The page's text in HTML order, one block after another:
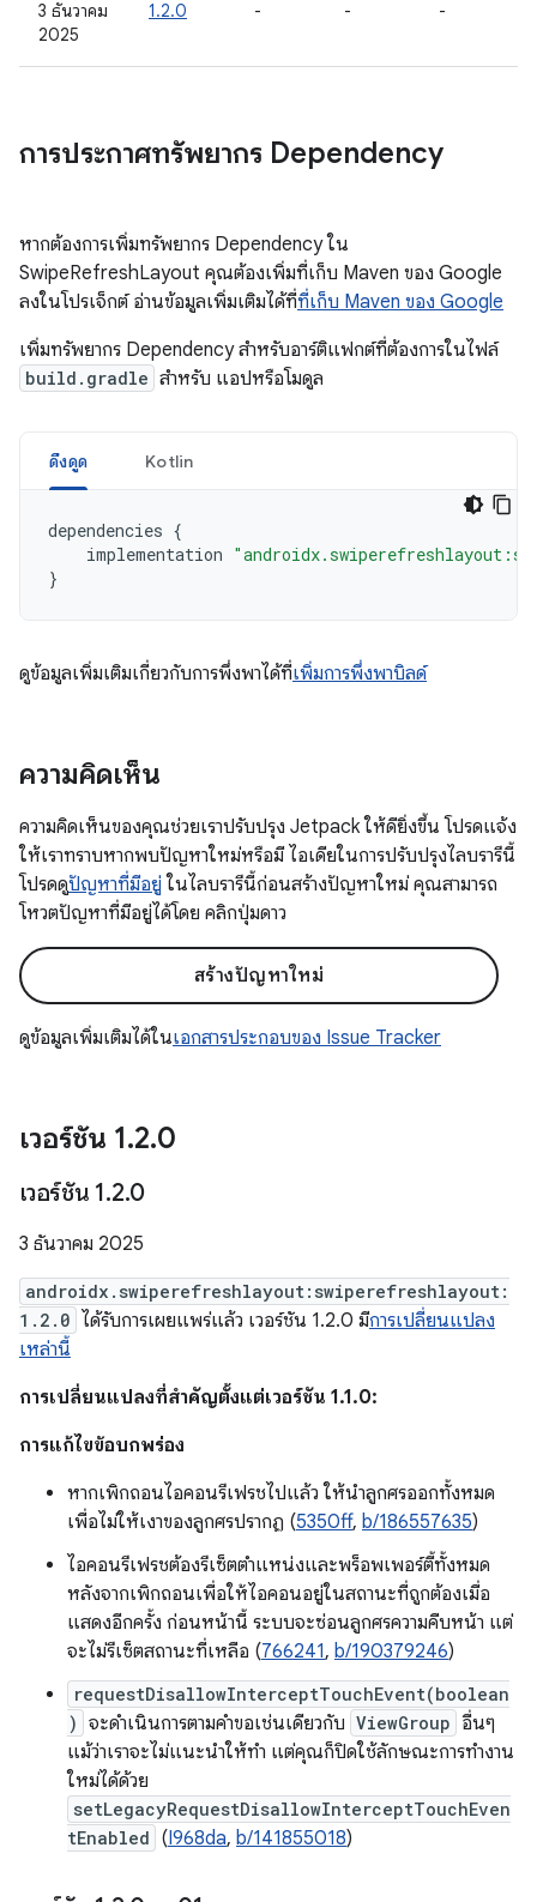
3 ธันวาคม
2025
1.2.0 - - -
การประกาศทรัพยากร Dependency
หากต้องการเพิ่มทรัพยากร Dependency ใน
SwipeRefreshLayout คุณต้องเพิ่มที่เก็บ Maven ของ Google
ลงในโปรเจ็กต์ อ่านข้อมูลเพิ่มเติมได้ที่ที่เก็บ Maven ของ Google
เพิ่มทรัพยากร Dependency สำหรับอาร์ติแฟกต์ที่ต้องการในไฟล์
build.gradle สำหรับ แอปหรือโมดูล
ดึงดูด Kotlin
dependencies {
implementation
}
ดูข้อมูลเพิ่มเติมเกี่ยวกับการพึ่งพาได้ที่เพิ่มการพึ่งพาบิลด์
ความคิดเห็น
ความคิดเห็นของคุณช่วยเราปรับปรุง Jetpack ให้ดียิ่งขึ้น โปรดแจ้ง
ให้เราทราบหากพบปัญหาใหม่หรือมี ไอเดียในการปรับปรุงไลบรารีนี้
โปรดดูปัญหาที่มีอยู่ ในไลบรารีนี้ก่อนสร้างปัญหาใหม่ คุณสามารถ
โหวตปัญหาที่มีอยู่ได้โดย คลิกปุ่มดาว
สร้างปัญหาใหม่
ดูข้อมูลเพิ่มเติมได้ในเอกสารประกอบของ Issue Tracker
เวอร์ชัน 1.2.0
เวอร์ชัน 1.2.0
3 ธันวาคม 2025
androidx.swiperefreshlayout:swiperefreshlayout:
1.2.0 ได้รับการเผยแพร่แล้ว เวอร์ชัน 1.2.0 มีการเปลี่ยนแปลง
เหล่านี้
การเปลี่ยนแปลงที่สำคัญตั้งแต่เวอร์ชัน 1.1.0:
การแก้ไขข้อบกพร่อง
หากเพิกถอนไอคอนรีเฟรชไปแล้ว ให้นำลูกศรออกทั้งหมด
เพื่อไม่ให้เงาของลูกศรปรากฏ (5350ff, b/186557635)
ไอคอนรีเฟรชต้องรีเซ็ตตำแหน่งและพร็อพเพอร์ตี้ทั้งหมด
หลังจากเพิกถอนเพื่อให้ไอคอนอยู่ในสถานะที่ถูกต้องเมื่อ
แสดงอีกครั้ง ก่อนหน้านี้ ระบบจะซ่อนลูกศรความคืบหน้า แต่
จะไม่รีเซ็ตสถานะที่เหลือ (766241, b/190379246)
requestDisallowInterceptTouchEvent(boolean
) จะดำเนินการตามคำขอเช่นเดียวกับ ViewGroup อื่นๆ
แม้ว่าเราจะไม่แนะนำให้ทำ แต่คุณก็ปิดใช้ลักษณะการทำงาน
ใหม่ได้ด้วย
setLegacyRequestDisallowInterceptTouchEven
tEnabled (I968da, b/141855018)